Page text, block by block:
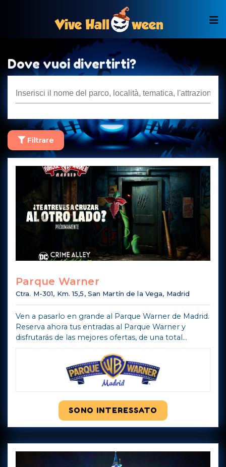
Dove vuoi divertirti?
Filtrare
Parque Warner
Ctra. M-301, Km. 15,5, San Martín de la Vega, Madrid
Ven a pasarlo en grande al Parque Warner de Madrid.
Reserva ahora tus entradas al Parque Warner y
disfrutarás de las mejores ofertas, de una total
de hacer cola en las taquillas!
SONO INTERESSATO